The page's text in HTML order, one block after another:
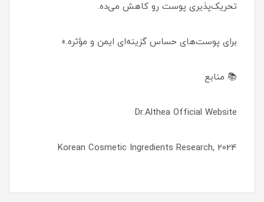
تحریک‌پذیری پوست رو کاهش می‌ده.
برای پوست‌های حساس گزینه‌ای ایمن و مؤثره.»
📚 منابع
Dr.Althea Official Website
Korean Cosmetic Ingredients Research, 2024